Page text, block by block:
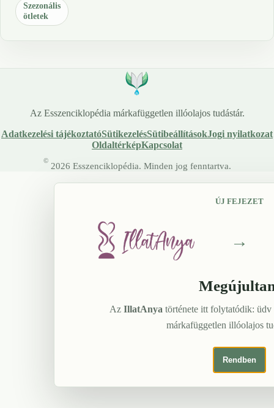
Szezonális
ötletek
Az Esszenciklopédia márkafüggetlen illóolajos tudástár.
Adatkezelési tájékoztatóSütikezelésSütibeállításokJogi nyilatkozat
OldaltérképKapcsolat
© 2026 Esszenciklopédia. Minden jog fenntartva.
ÚJ FEJEZET
→
Az IllatAnya története itt folytatódik:
márkafüggetlen illóolajos
Rendben